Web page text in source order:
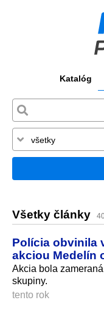
Katalóg
Všetky články
Polícia obvinila
akciou Medelín
Akcia bola
skupiny.
tento rok